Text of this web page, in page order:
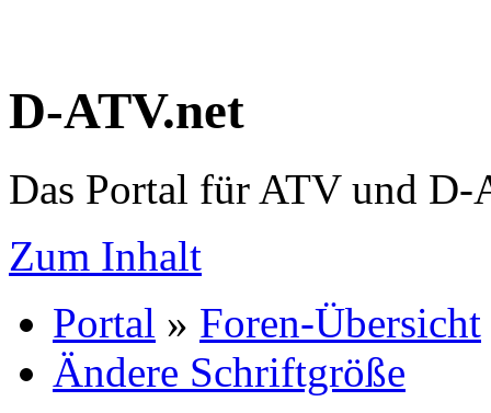
D-ATV.net
Das Portal für ATV und D-
Zum Inhalt
Portal » Foren-Übersicht
Ändere Schriftgröße